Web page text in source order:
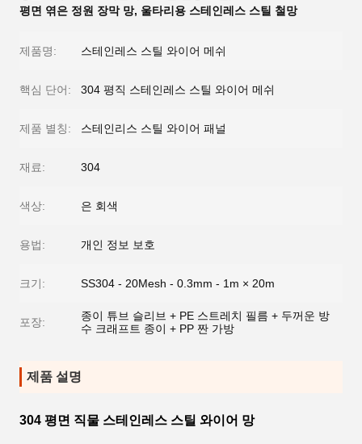
평면 엮은 정원 장막 망, 울타리용 스테인레스 스틸 철망
제품명: 스테인레스 스틸 와이어 메쉬
핵심 단어: 304 평직 스테인레스 스틸 와이어 메쉬
제품 별칭: 스테인리스 스틸 와이어 패널
재료: 304
색상: 은 회색
용법: 개인 정보 보호
크기: SS304 - 20Mesh - 0.3mm - 1m × 20m
포장:
종이 튜브 슬리브 + PE 스트레치 필름 + 두꺼운 방
수 크래프트 종이 + PP 짠 가방
제품 설명
304 평면 직물 스테인레스 스틸 와이어 망